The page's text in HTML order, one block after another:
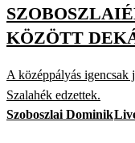
KÖZÖTT
A középpályás
Szalahék edzettek.
Szoboszlai Dominik